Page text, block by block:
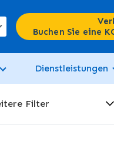
Buchen Sie eine
Dienstleistungen
Filter